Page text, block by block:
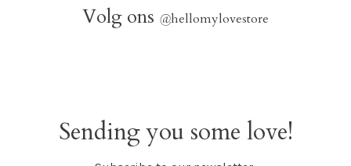
Volg ons @hellomylovestore
Sending you some love!